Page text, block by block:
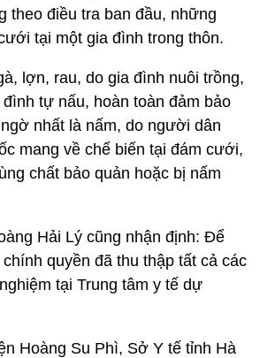
theo điều tra ban đầu, những
tại một gia đình trong thôn.
lợn, rau, do gia đình nuôi trồng,
tự nấu, hoàn toàn đảm bảo
nhất là nấm, do người dân
mang về chế biến tại đám cưới,
chất bảo quản hoặc bị nấm
Hải Lý cũng nhận định: Để
quyền đã thu thập tất cả các
tại Trung tâm y tế dự
Hoàng Su Phì, Sở Y tế tỉnh Hà